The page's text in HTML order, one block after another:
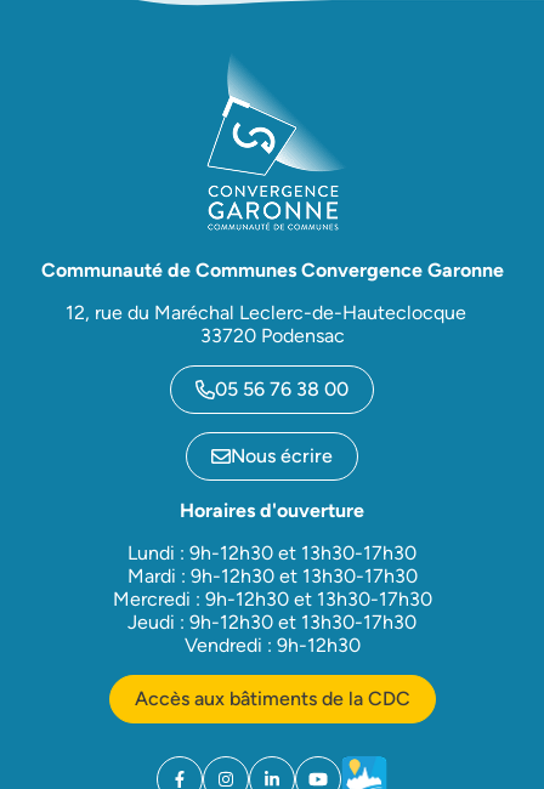
Communauté de Communes Convergence Garonne
12, rue du Maréchal Leclerc-de-Hauteclocque
33720 Podensac
05 56 76 38 00
Nous écrire
Horaires d'ouverture
Lundi : 9h-12h30 et 13h30-17h30
Mardi : 9h-12h30 et 13h30-17h30
Mercredi : 9h-12h30 et 13h30-17h30
Jeudi : 9h-12h30 et 13h30-17h30
Vendredi : 9h-12h30
Accès aux bâtiments de la CDC